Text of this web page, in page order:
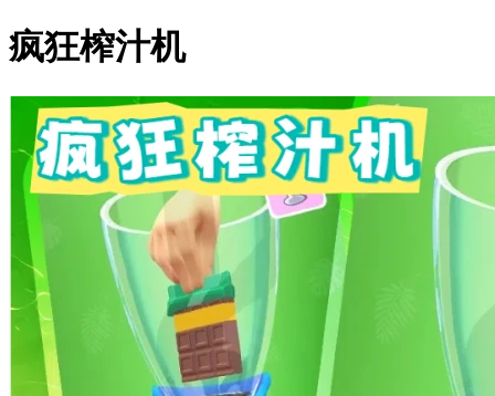
疯狂榨汁机